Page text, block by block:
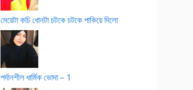
মেয়েটা কচি ধোনটা চটকে চটকে পাকিয়ে দিলো
পর্দানশীল ধার্মিক ভোদা – 1